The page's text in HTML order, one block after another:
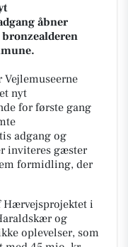
åbner
Vejlemuseerne
nyt
for første gang
adgang og
inviteres gæster
formidling, der
Hærvejsprojektet i
og
oplevelser, som